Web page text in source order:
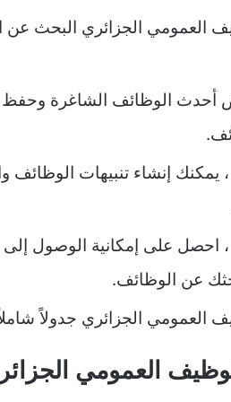
العمومي الجزائري البحث
أحدث الوظائف الشاغرة
، يمكنك إنشاء تنبيهات
احصل على إمكانية الوصول إلى
عن الوظائف.
العمومي الجزائري جدولاً
العمومي